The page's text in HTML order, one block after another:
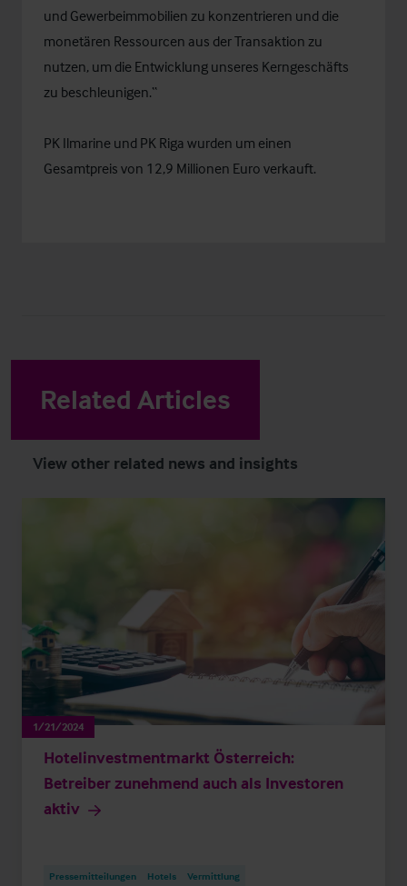
und Gewerbeimmobilien zu konzentrieren und die
monetären Ressourcen aus der Transaktion zu
nutzen, um die Entwicklung unseres Kerngeschäfts
zu beschleunigen.“
PK Ilmarine und PK Riga wurden um einen
Gesamtpreis von 12,9 Millionen Euro verkauft.
Related Articles
View other related news and insights
1/21/2024
Hotelinvestmentmarkt Österreich:
Betreiber zunehmend auch als Investoren
aktiv
Pressemitteilungen Hotels Vermittlung